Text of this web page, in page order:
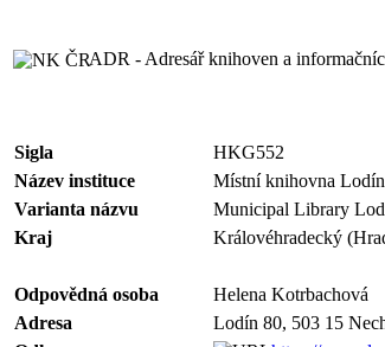
ADR - Adresář knihoven a
Sigla
HKG552
Název instituce
Místní knihovna Lodín
Varianta názvu
Municipal Library
Kraj
Královéhradecký
Odpovědná osoba
Helena Kotrbachová
Adresa
Lodín 80, 503 15